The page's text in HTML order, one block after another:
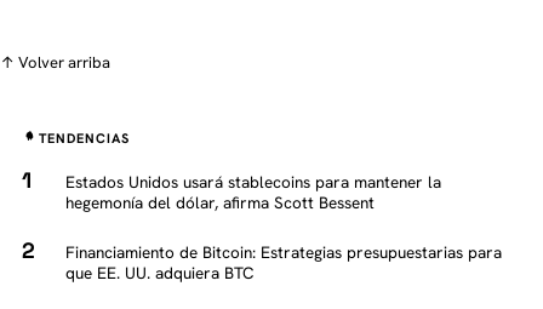
↑ Volver arriba
TENDENCIAS
Estados Unidos usará stablecoins para mantener la
hegemonía del dólar, afirma Scott Bessent
Financiamiento de Bitcoin: Estrategias presupuestarias para
que EE. UU. adquiera BTC